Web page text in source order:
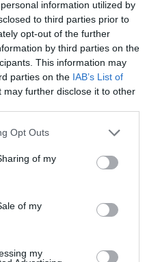
information utilized by
to third parties prior to
opt-out of the further
by third parties on the
This information may
parties on the IAB’s List of
may further disclose it to other
Opt Outs
of my
of my
my